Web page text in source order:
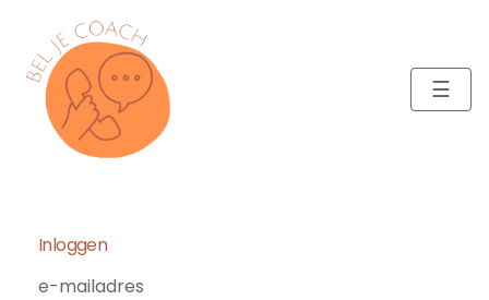
☰
Inloggen
e-mailadres